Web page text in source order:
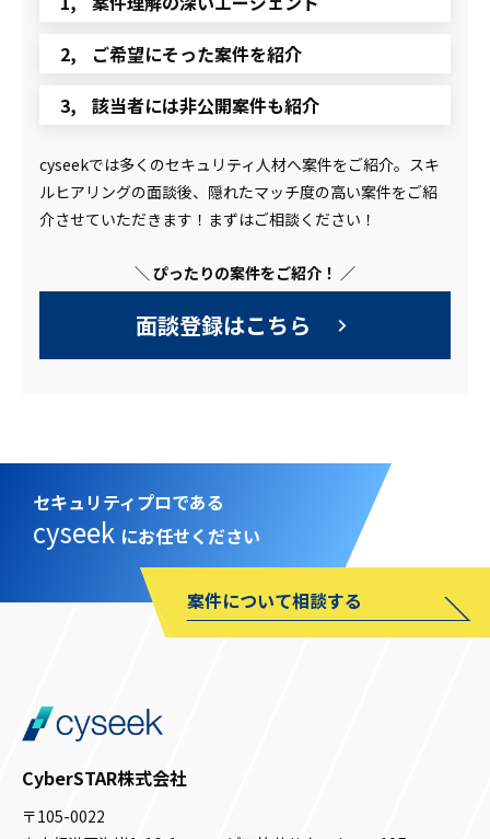
ご希望にそった案件を紹介
該当者には非公開案件も紹介
cyseekでは多くのセキュリティ人材へ案件をご紹介。スキ
ルヒアリングの面談後、隠れたマッチ度の高い案件をご紹
介させていただきます！まずはご相談ください！
＼ ぴったりの案件をご紹介！ ／
面談登録はこちら
セキュリティプロである
cyseek にお任せください
案件について相談する
CyberSTAR株式会社
〒105-0022